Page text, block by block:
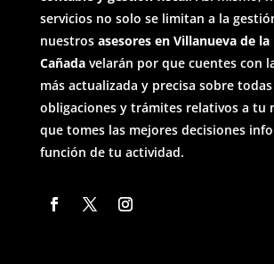
servicios no solo se limitan a la
nuestros asesores en Villanueva de la
Cañadavelarán por que cuentes con
más actualizada y precisa sobre
obligaciones y trámites relativos a tu
que tomes las mejores decisiones
función de tu actividad.